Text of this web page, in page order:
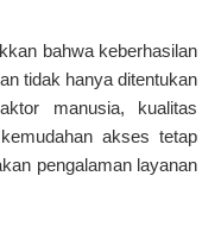
bahwa keberhasilan
tidak hanya ditentukan
manusia, kualitas
akses tetap
pengalaman layanan